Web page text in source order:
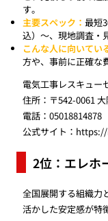
す。
主要スペック：最短
込）〜、現地調査・
こんな人に向いてい
方や、事前に正確な
電気工事レスキュー
住所：〒542-0061
電話：05018814878
公式サイト：
2位：エレホ
全国展開する組織力
活かした安定感が特